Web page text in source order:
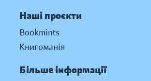
Наші проєкти
Bookmints
Книгоманія
Більше інформації